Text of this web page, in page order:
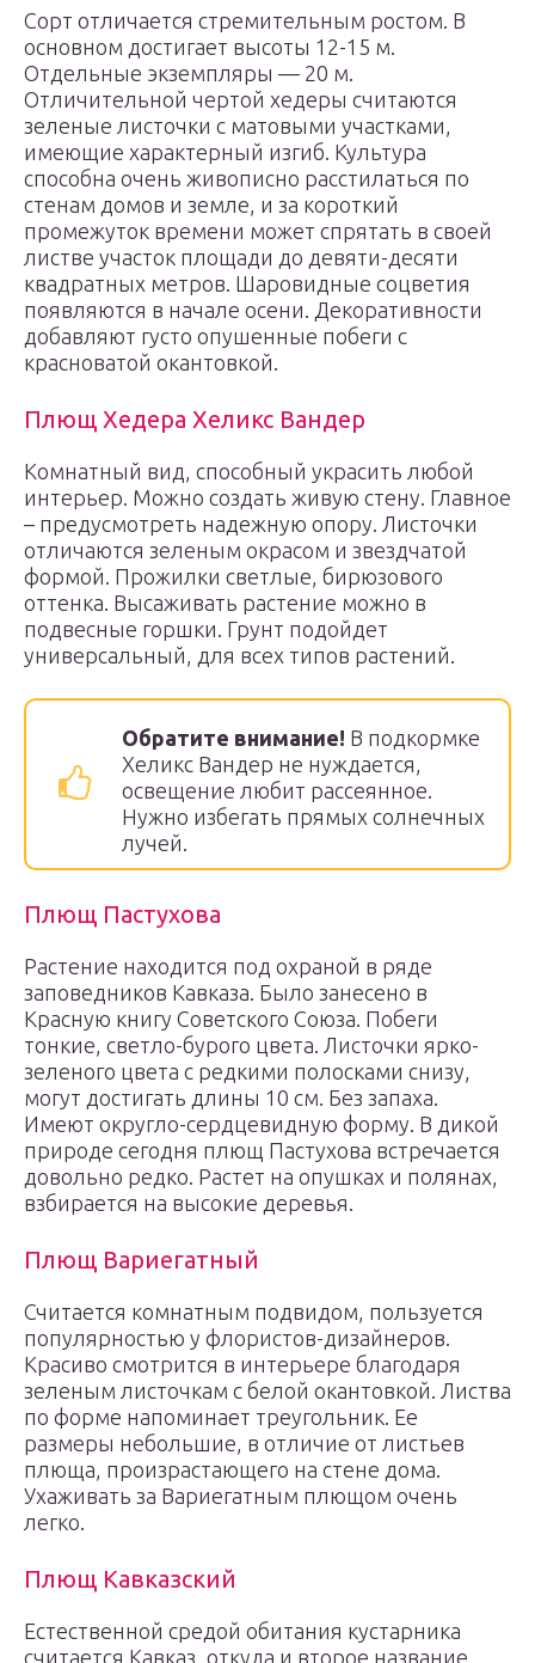
Сорт отличается стремительным ростом. В
основном достигает высоты 12-15 м.
Отдельные экземпляры — 20 м.
Отличительной чертой хедеры считаются
зеленые листочки с матовыми участками,
имеющие характерный изгиб. Культура
способна очень живописно расстилаться по
стенам домов и земле, и за короткий
промежуток времени может спрятать в своей
листве участок площади до девяти-десяти
квадратных метров. Шаровидные соцветия
появляются в начале осени. Декоративности
добавляют густо опушенные побеги с
красноватой окантовкой.
Плющ Хедера Хеликс Вандер
Комнатный вид, способный украсить любой
интерьер. Можно создать живую стену. Главное
– предусмотреть надежную опору. Листочки
отличаются зеленым окрасом и звездчатой
формой. Прожилки светлые, бирюзового
оттенка. Высаживать растение можно в
подвесные горшки. Грунт подойдет
универсальный, для всех типов растений.
Обратите внимание! В подкормке
Хеликс Вандер не нуждается,
освещение любит рассеянное.
Нужно избегать прямых солнечных
лучей.
Плющ Пастухова
Растение находится под охраной в ряде
заповедников Кавказа. Было занесено в
Красную книгу Советского Союза. Побеги
тонкие, светло-бурого цвета. Листочки ярко-
зеленого цвета с редкими полосками снизу,
могут достигать длины 10 см. Без запаха.
Имеют округло-сердцевидную форму. В дикой
природе сегодня плющ Пастухова встречается
довольно редко. Растет на опушках и полянах,
взбирается на высокие деревья.
Плющ Вариегатный
Считается комнатным подвидом, пользуется
популярностью у флористов-дизайнеров.
Красиво смотрится в интерьере благодаря
зеленым листочкам с белой окантовкой. Листва
по форме напоминает треугольник. Ее
размеры небольшие, в отличие от листьев
плюща, произрастающего на стене дома.
Ухаживать за Вариегатным плющом очень
легко.
Плющ Кавказский
Естественной средой обитания кустарника
считается Кавказ, откуда и второе название